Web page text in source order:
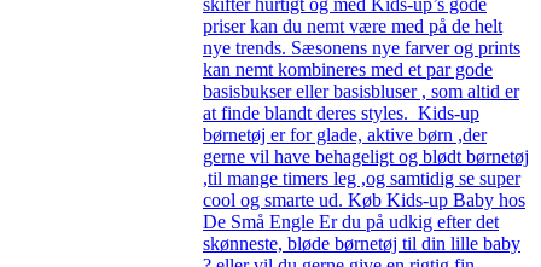
priser kan du nemt være med på de helt
nye trends. Sæsonens nye farver og prints
kan nemt kombineres med et par gode
basisbukser eller basisbluser , som altid er
at finde blandt deres styles. Kids-up
børnetøj er for glade, aktive børn ,der
gerne vil have behageligt og blødt børnetøj
,til mange timers leg ,og samtidig se super
cool og smarte ud. Køb Kids-up Baby hos
De Små Engle Er du på udkig efter det
skønneste, bløde børnetøj til din lille baby